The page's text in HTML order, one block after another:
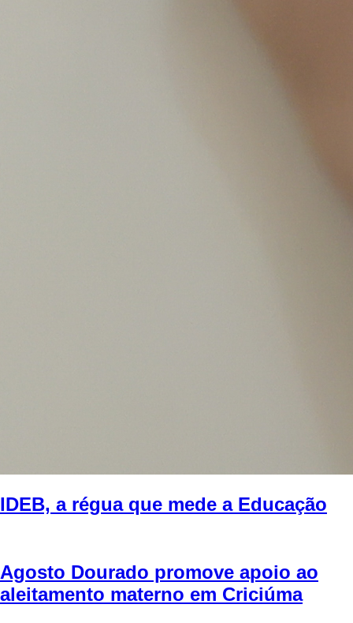
IDEB, a régua que mede a Educação
Agosto Dourado promove apoio ao
aleitamento materno em Criciúma